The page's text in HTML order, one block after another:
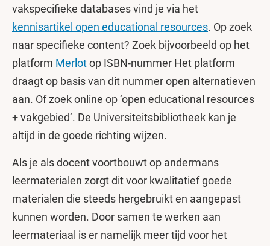
vakspecifieke databases vind je via het
kennisartikel open educational resources. Op zoek
naar specifieke content? Zoek bijvoorbeeld op het
platform Merlotop ISBN-nummer Het platform
draagt op basis van dit nummer open alternatieven
aan. Of zoek online op ‘open educational resources
+ vakgebied’. De Universiteitsbibliotheek kan je
altijd in de goede richting wijzen.
Als je als docent voortbouwt op andermans
leermaterialen zorgt dit voor kwalitatief goede
materialen die steeds hergebruikt en aangepast
kunnen worden. Door samen te werken aan
leermateriaal is er namelijk meer tijd voor het